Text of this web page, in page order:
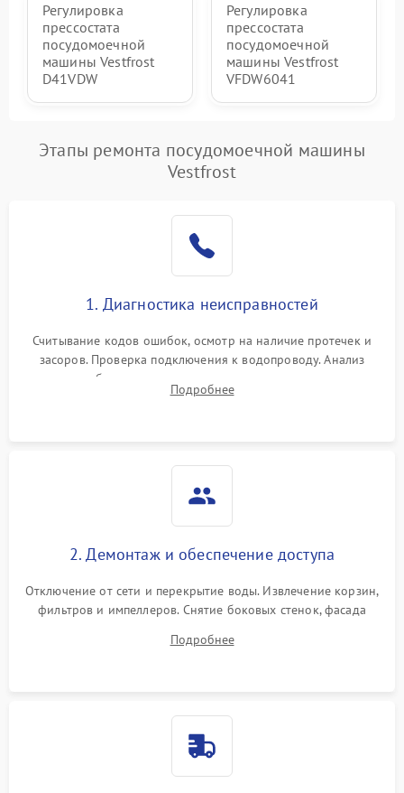
Регулировка
прессостата
посудомоечной
машины Vestfrost
D41VDW
Регулировка
прессостата
посудомоечной
машины Vestfrost
VFDW6041
Этапы ремонта посудомоечной машины
Vestfrost
1. Диагностика неисправностей
Считывание кодов ошибок, осмотр на наличие протечек и
засоров. Проверка подключения к водопроводу. Анализ
жалоб на отсутствие слива, нагрева, вращения
разбрызгивателей или срабатывание системы защиты
Подробнее
2. Демонтаж и обеспечение доступа
Отключение от сети и перекрытие воды. Извлечение корзин,
фильтров и импеллеров. Снятие боковых стенок, фасада
циркуляционному насосу, ТЭНу и сливной помпе.
Подробнее